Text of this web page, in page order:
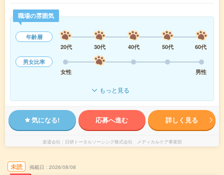
職場の雰囲気
年齢層
20代
30代 40代 50代
60代
男女比率
女性
男性
もっと見る
気になる! 応募へ進む 詳しく見る
派遣会社 日研トータルソーシング株式会社 メディカルケア事業部
未読 掲載日 2026/08/08